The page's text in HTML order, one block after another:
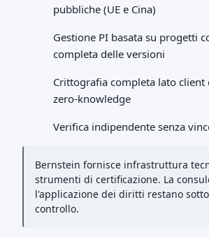
pubbliche (UE e Cina)
Gestione PI basata su progetti
completa delle versioni
Crittografia completa lato client
zero-knowledge
Verifica indipendente senza
Bernstein fornisce infrastruttura
strumenti di certificazione. La
l'applicazione dei diritti restano
controllo.